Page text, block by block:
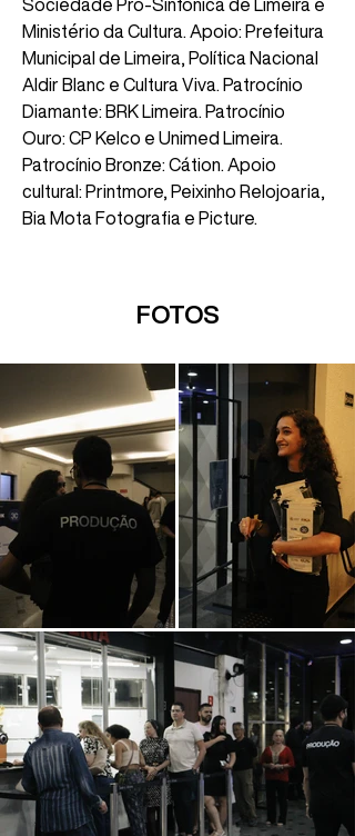
Sociedade Pró-Sinfônica de Limeira e
Ministério da Cultura. Apoio: Prefeitura
Municipal de Limeira, Política Nacional
Aldir Blanc e Cultura Viva. Patrocínio
Diamante: BRK Limeira. Patrocínio
Ouro: CP Kelco e Unimed Limeira.
Patrocínio Bronze: Cátion. Apoio
cultural: Printmore, Peixinho Relojoaria,
Bia Mota Fotografia e Picture.
FOTOS